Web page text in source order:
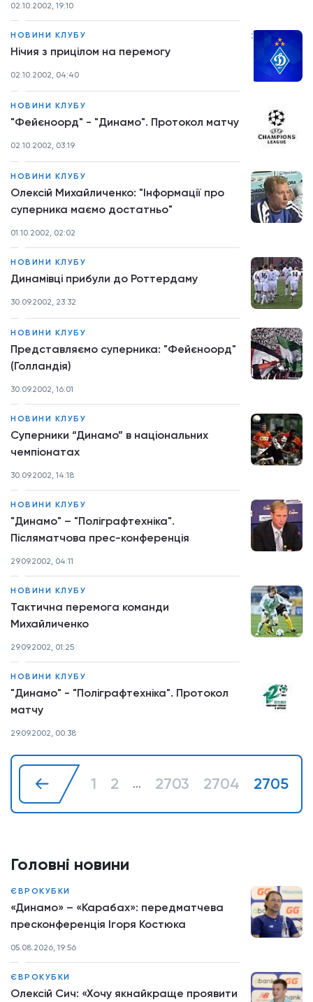
02.10.2002, 19:10
:
НОВИНИ КЛУБУ
Нічия з прицілом на перемогу
02.10.2002, 04:40
НОВИНИ КЛУБУ
"Фейєноорд" - "Динамо". Протокол матчу
02.10.2002, 03:19
НОВИНИ КЛУБУ
Олексій Михайличенко: "Інформації про
суперника маємо достатньо"
01.10.2002, 02:02
НОВИНИ КЛУБУ
Динамівці прибули до Роттердаму
30.09.2002, 23:32
НОВИНИ КЛУБУ
Представляємо суперника: "Фейєноорд"
(Голландія)
30.09.2002, 16:01
НОВИНИ КЛУБУ
Суперники “Динамо” в національних
чемпіонатах
30.09.2002, 14:18
НОВИНИ КЛУБУ
"Динамо" – "Поліграфтехніка".
Післяматчова прес-конференція
29.09.2002, 04:11
НОВИНИ КЛУБУ
Тактична перемога команди
Михайличенко
29.09.2002, 01:25
НОВИНИ КЛУБУ
"Динамо" - "Поліграфтехніка". Протокол
матчу
29.09.2002, 00:38
1 2 ... 2703 2704 2705
Головні новини
ЄВРОКУБКИ
«Динамо» – «Карабах»: передматчева
пресконференція Ігоря Костюка
05.08.2026, 19:56
ЄВРОКУБКИ
Олексій Сич: «Хочу якнайкраще проявити